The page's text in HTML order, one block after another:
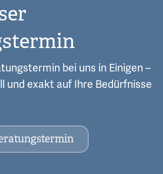
bei uns in Einigen –
und exakt auf Ihre Bedürfnisse